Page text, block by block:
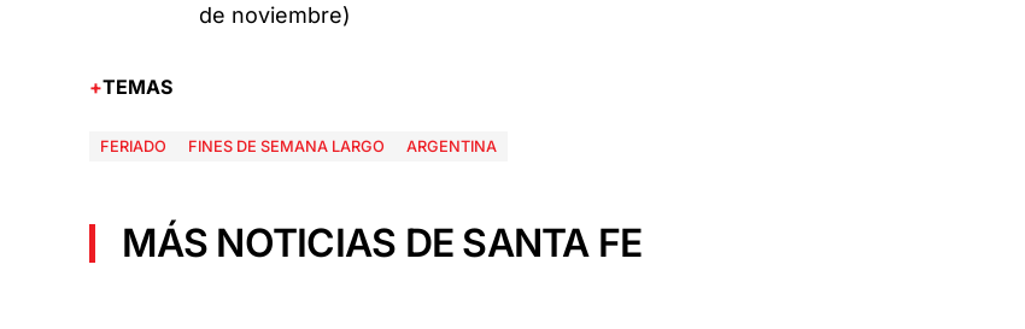
de noviembre)
TEMAS
FERIADO FINES DE SEMANA LARGO ARGENTINA
MÁS NOTICIAS DE SANTA FE